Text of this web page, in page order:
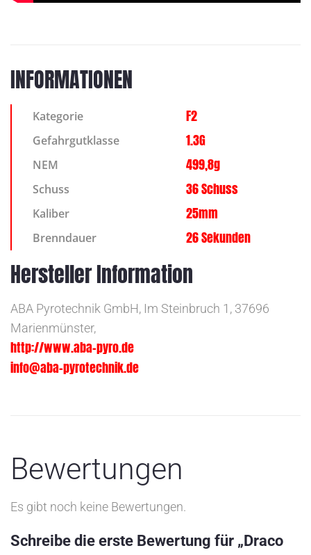
INFORMATIONEN
Kategorie F2
Gefahrgutklasse 1.3G
NEM 499,8g
Schuss 36 Schuss
Kaliber 25mm
Brenndauer 26 Sekunden
Hersteller Information
ABA Pyrotechnik GmbH, Im Steinbruch 1, 37696
Marienmünster,
http://www.aba-pyro.de
info@aba-pyrotechnik.de
Bewertungen
Es gibt noch keine Bewertungen.
Schreibe die erste Bewertung für „Draco